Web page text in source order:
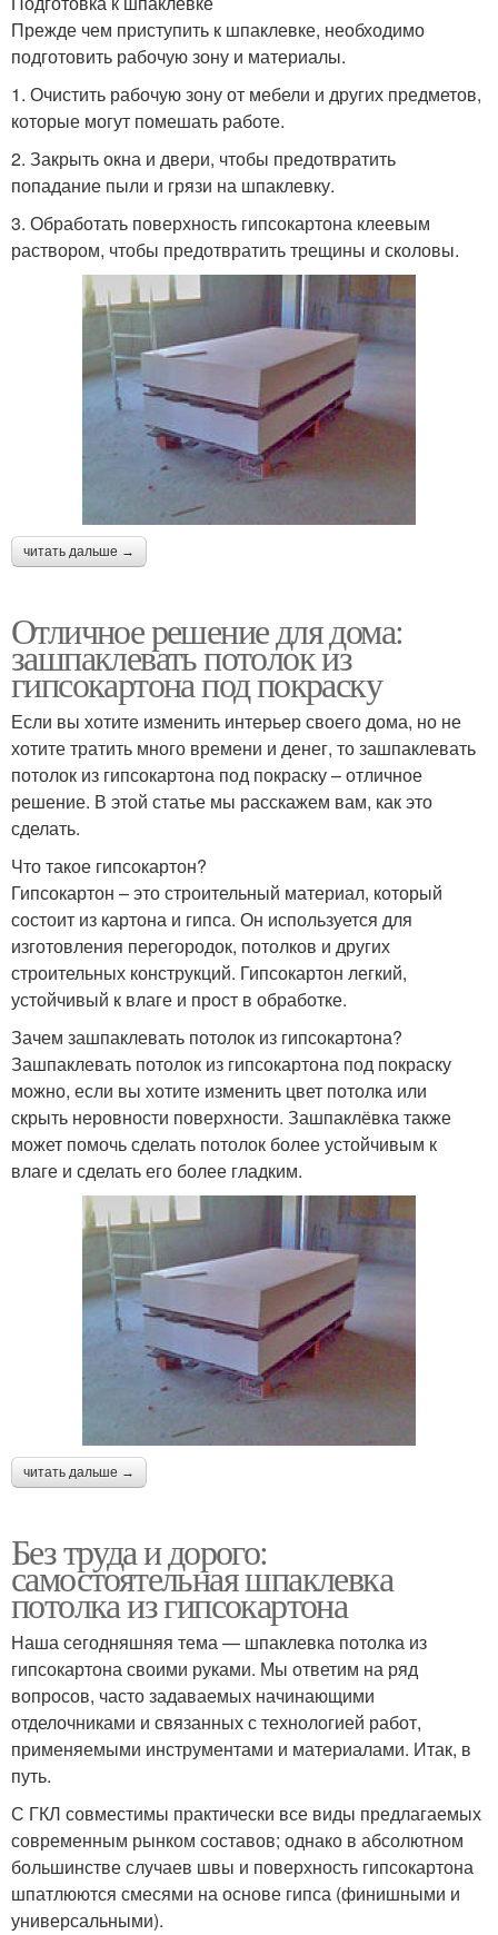
Прежде чем приступить к шпаклевке, необходимо
подготовить рабочую зону и материалы.
1. Очистить рабочую зону от мебели и других предметов,
которые могут помешать работе.
2. Закрыть окна и двери, чтобы предотвратить
попадание пыли и грязи на шпаклевку.
3. Обработать поверхность гипсокартона клеевым
раствором, чтобы предотвратить трещины и сколовы.
читать дальше →
Отличное решение для дома:
зашпаклевать потолок из
гипсокартона под покраску
Если вы хотите изменить интерьер своего дома, но не
хотите тратить много времени и денег, то зашпаклевать
потолок из гипсокартона под покраску – отличное
решение. В этой статье мы расскажем вам, как это
сделать.
Что такое гипсокартон?
Гипсокартон – это строительный материал, который
состоит из картона и гипса. Он используется для
изготовления перегородок, потолков и других
строительных конструкций. Гипсокартон легкий,
устойчивый к влаге и прост в обработке.
Зачем зашпаклевать потолок из гипсокартона?
Зашпаклевать потолок из гипсокартона под покраску
можно, если вы хотите изменить цвет потолка или
скрыть неровности поверхности. Зашпаклёвка также
может помочь сделать потолок более устойчивым к
влаге и сделать его более гладким.
читать дальше →
Без труда и дорого:
самостоятельная шпаклевка
потолка из гипсокартона
Наша сегодняшняя тема — шпаклевка потолка из
гипсокартона своими руками. Мы ответим на ряд
вопросов, часто задаваемых начинающими
отделочниками и связанных с технологией работ,
применяемыми инструментами и материалами. Итак, в
путь.
С ГКЛ совместимы практически все виды предлагаемых
современным рынком составов; однако в абсолютном
большинстве случаев швы и поверхность гипсокартона
шпатлюются смесями на основе гипса (финишными и
универсальными).